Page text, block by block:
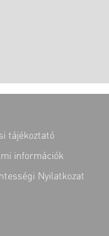
tájékoztató
információk
Nyilatkozat